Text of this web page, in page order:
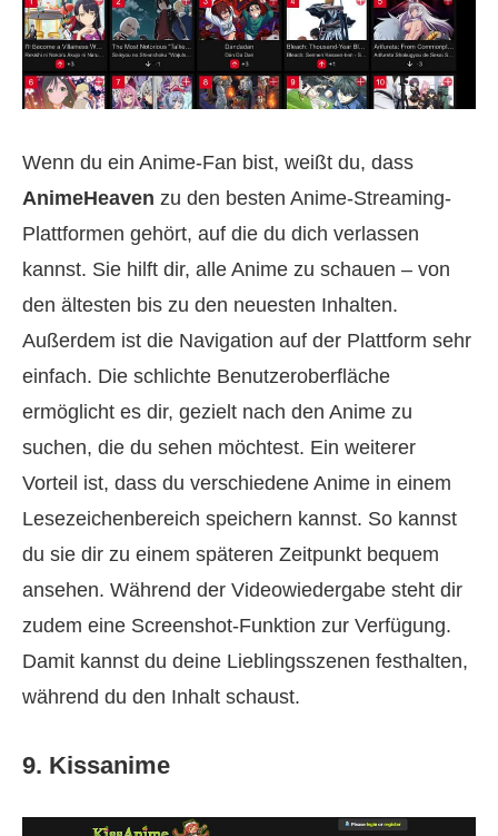
Wenn du ein Anime-Fan bist, weißt du, dass
AnimeHeaven zu den besten Anime-Streaming-
Plattformen gehört, auf die du dich verlassen
kannst. Sie hilft dir, alle Anime zu schauen – von
den ältesten bis zu den neuesten Inhalten.
Außerdem ist die Navigation auf der Plattform sehr
einfach. Die schlichte Benutzeroberfläche
ermöglicht es dir, gezielt nach den Anime zu
suchen, die du sehen möchtest. Ein weiterer
Vorteil ist, dass du verschiedene Anime in einem
Lesezeichenbereich speichern kannst. So kannst
du sie dir zu einem späteren Zeitpunkt bequem
ansehen. Während der Videowiedergabe steht dir
zudem eine Screenshot-Funktion zur Verfügung.
Damit kannst du deine Lieblingsszenen festhalten,
während du den Inhalt schaust.
9. Kissanime